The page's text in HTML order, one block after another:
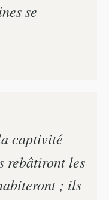
se
captivité
rebâtiront les
; ils